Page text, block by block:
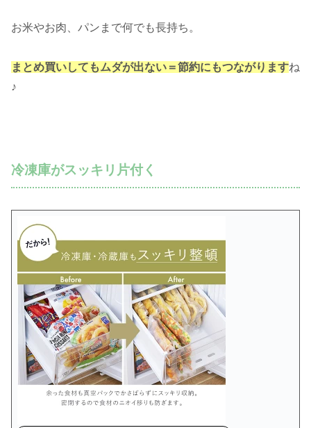
お米やお肉、パンまで何でも長持ち。
まとめ買いしてもムダが出ない＝節約にもつながりますね
♪
冷凍庫がスッキリ片付く